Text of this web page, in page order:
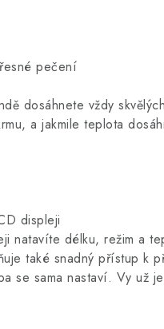
pečení
dosáhnete vždy
a jakmile teplota
displeji
natavíte délku, režim a
také snadný přístup k
se sama nastaví. Vy už